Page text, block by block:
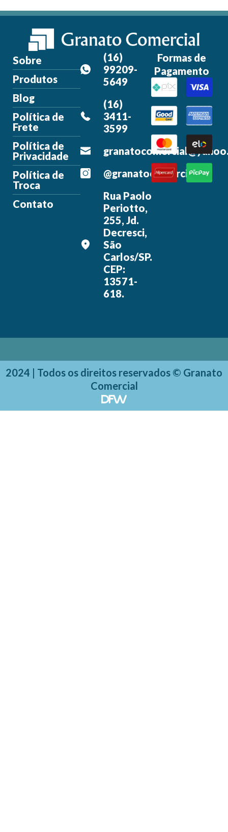
Sobre
Produtos
Blog
Política de
Frete
Política de
Privacidade
Política de
Troca
Contato
(16)
99209-
5649
(16)
3411-
3599
@granatocomercial
Rua Paolo
Periotto,
255, Jd.
Decresci,
São
Carlos/SP.
CEP:
13571-
618.
Formas de
Pagamento
2024 | Todos os direitos reservados © Granato
Comercial